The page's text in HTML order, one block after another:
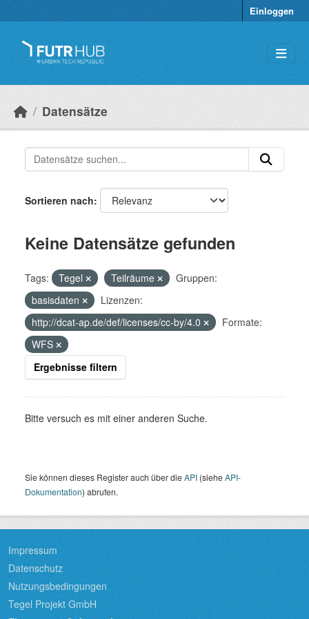
Einloggen
Datensätze
Sortieren nach
Keine Datensätze gefunden
Tags: Tegel Teilräume
Gruppen:
basisdaten
Lizenzen:
http://dcat-ap.de/def/licenses/cc-by/4.0
Formate:
WFS
Ergebnisse filtern
Bitte versuch es mit einer anderen Suche.
Sie können dieses Register auch über dieAPI (sieheAPI-
Dokumentation) abrufen.
Impressum
Datenschutz
Nutzungsbedingungen
Tegel Projekt GmbH